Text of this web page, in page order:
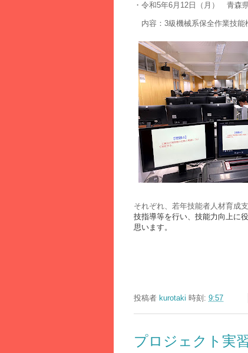
・令和5年6月12日（月） 青森
内容：3級機械系保全作業技能
それぞれ、若年技能者人材育成
技指導等を行い、技能力向上に
思います。
投稿者 kurotaki 時刻: 9:57
プロジェクト実